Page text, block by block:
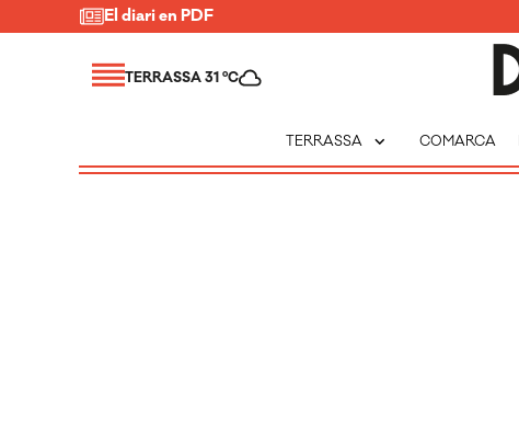
El diari en PDF
TERRASSA 31 ºC
TERRASSA expand_more COMARCA